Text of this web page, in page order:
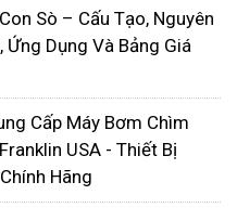
tư không nhiều chúng
giá rẻ. Nhưng đồng
tuổi thọ sản phẩm
của Nhật, Ý… Điều này
chúng ta khi lựa
Sò – Cấu Tạo, Nguyên
Ứng Dụng Và Bảng Giá
Cấp Máy Bơm Chìm
USA - Thiết Bị
Hãng